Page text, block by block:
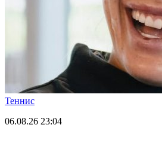
Теннис
06.08.26 23:04